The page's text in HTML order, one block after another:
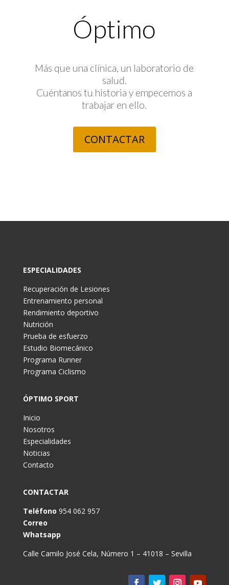
Óptimo
Más que una clínica, un laboratorio de
salud.
Cuéntanos tu historia y empecemos a
trabajar en ello.
CONTACTAR
ESPECIALIDADES
Recuperación de Lesiones
Entrenamiento personal
Rendimiento deportivo
Nutrición
Prueba de esfuerzo
Estudio Biomecánico
Programa Runner
Programa Ciclismo
ÓPTIMO SPORT
Inicio
Nosotros
Especialidades
Noticias
Contacto
CONTACTAR
Teléfono 954 062 957
Correo
Whatsapp
Calle Camilo José Cela, Número 1 – 41018 – Sevilla